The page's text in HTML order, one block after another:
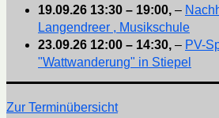
19.09.26 13:30 – 19:00, –
Langendreer , Musikschule
23.09.26 12:00 – 14:30, – PV-
"Wattwanderung" in Stiepel
Zur Terminübersicht